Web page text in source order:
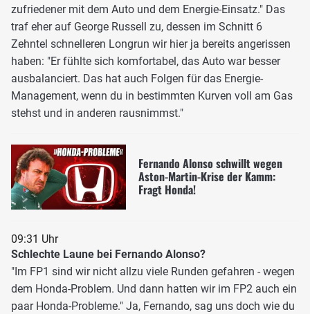
zufriedener mit dem Auto und dem Energie-Einsatz." Das
traf eher auf George Russell zu, dessen im Schnitt 6
Zehntel schnelleren Longrun wir hier ja bereits angerissen
haben: "Er fühlte sich komfortabel, das Auto war besser
ausbalanciert. Das hat auch Folgen für das Energie-
Management, wenn du in bestimmten Kurven voll am Gas
stehst und in anderen rausnimmst."
Fernando Alonso schwillt wegen
Aston-Martin-Krise der Kamm:
Fragt Honda!
09:31 Uhr
Schlechte Laune bei Fernando Alonso?
"Im FP1 sind wir nicht allzu viele Runden gefahren - wegen
dem Honda-Problem. Und dann hatten wir im FP2 auch ein
paar Honda-Probleme." Ja, Fernando, sag uns doch wie du